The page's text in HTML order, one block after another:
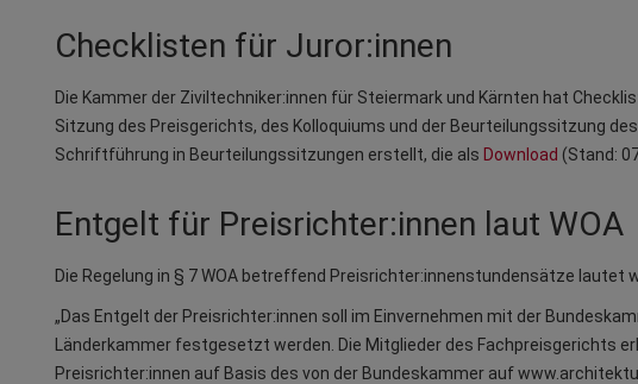
Checklisten für Juror:innen
Die Kammer der Ziviltechniker:innen für Steiermark und Kärnten hat
Sitzung des Preisgerichts, des Kolloquiums und der Beurteilungssitzung
Schriftführung in Beurteilungssitzungen erstellt, die alsDownload (Stand:
Entgelt für Preisrichter:innen laut WOA
Die Regelung in § 7 WOA betreffend Preisrichter:innenstundensätze lautet
„Das Entgelt der Preisrichter:innen soll im Einvernehmen mit der
Länderkammer festgesetzt werden. Die Mitglieder des Fachpreisgerichts
Preisrichter:innen auf Basis des von der Bundeskammer auf